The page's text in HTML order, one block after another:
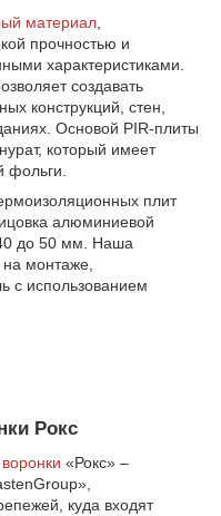
материал
прочностью и
характеристиками.
создавать
конструкций, стен,
Основой PIR-плиты
который имеет
фольги.
плит
алюминиевой
до 50 мм. Наша
монтаже,
с использованием
Рокс
«Рокс» –
куда входят